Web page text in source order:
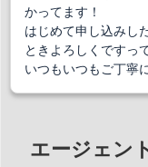
かってます！
はじめて申し込みし
ときよろしくですっ
いつもいつもご丁寧
エージェン